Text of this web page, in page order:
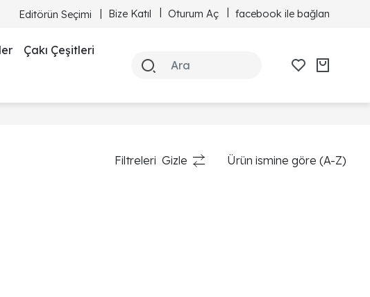
Editörün Seçimi Bize Katıl Oturum Aç facebook ile bağlan
Çakı Çeşitleri
Filtreleri Gizle Ürün ismine göre (A-Z)